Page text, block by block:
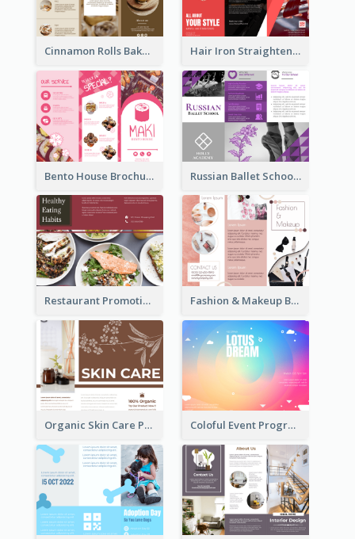
Cinnamon Rolls Bakery Brochure Hair Iron Straighteners Promote Brochure
Bento House Brochure Russian Ballet School Brochure
Restaurant Promoting Healthy Eating Brochure Fashion & Makeup Brochure
Organic Skin Care Product Brochure With Details Coloful Event Program Brochure